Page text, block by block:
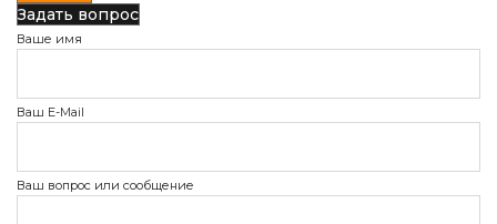
Задать вопрос
Ваше имя
Ваш E-Mail
Ваш вопрос или сообщение